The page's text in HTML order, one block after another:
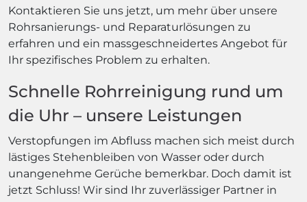
Kontaktieren Sie uns jetzt, um mehr über unsere
Rohrsanierungs- und Reparaturlösungen zu
erfahren und ein massgeschneidertes Angebot für
Ihr spezifisches Problem zu erhalten.
Schnelle Rohrreinigung rund um
die Uhr – unsere Leistungen
Verstopfungen im Abfluss machen sich meist durch
lästiges Stehenbleiben von Wasser oder durch
unangenehme Gerüche bemerkbar. Doch damit ist
jetzt Schluss! Wir sind Ihr zuverlässiger Partner in